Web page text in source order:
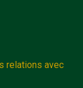
relations avec